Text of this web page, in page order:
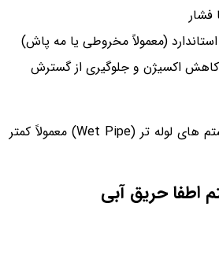
فشار
(معمولاً مخروطی یا مه پاش)
اکسیژن و جلوگیری از گسترش
زمان فعال سازی در سیستم های لوله تر (Wet Pipe) معمولاً کمتر
اطفا حریق آبی